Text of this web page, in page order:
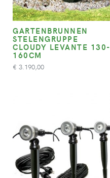
GARTENBRUNNEN
STELENGRUPPE
CLOUDY LEVANTE 130-
160CM
€ 3.190,00